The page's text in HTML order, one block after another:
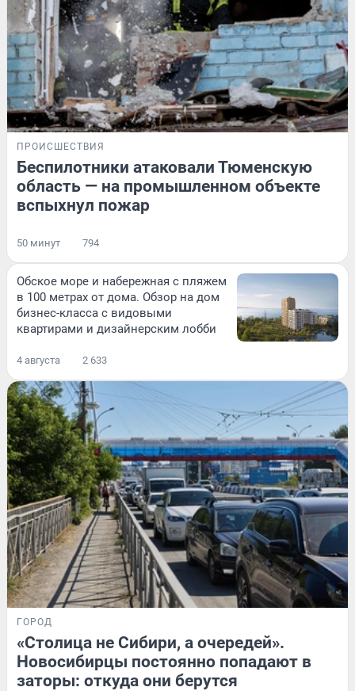
ПРОИСШЕСТВИЯ
Беспилотники атаковали Тюменскую
область — на промышленном объекте
вспыхнул пожар
50 минут 794
Обское море и набережная с пляжем
в 100 метрах от дома. Обзор на дом
бизнес-класса с видовыми
квартирами и дизайнерским лобби
4 августа 2 633
ГОРОД
«Столица не Сибири, а очередей».
Новосибирцы постоянно попадают в
заторы: откуда они берутся